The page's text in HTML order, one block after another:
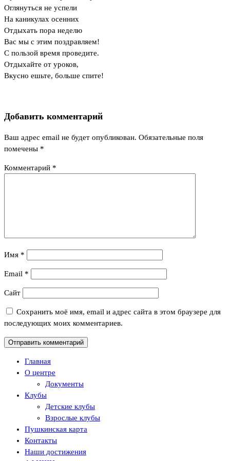
Оглянуться не успели
На каникулах осенних
Отдыхать пора неделю
Вас мы с этим поздравляем!
С пользой время проведите.
Отдыхайте от уроков,
Вкусно ешьте, больше спите!
Добавить комментарий
Ваш адрес email не будет опубликован. Обязательные поля
помечены *
Комментарий *
Имя *
Email *
Сайт
Сохранить моё имя, email и адрес сайта в этом браузере для
последующих моих комментариев.
Главная
О центре
Документы
Клубы
Детские клубы
Взрослые клубы
Пушкинская карта
Контакты
Наши достижения